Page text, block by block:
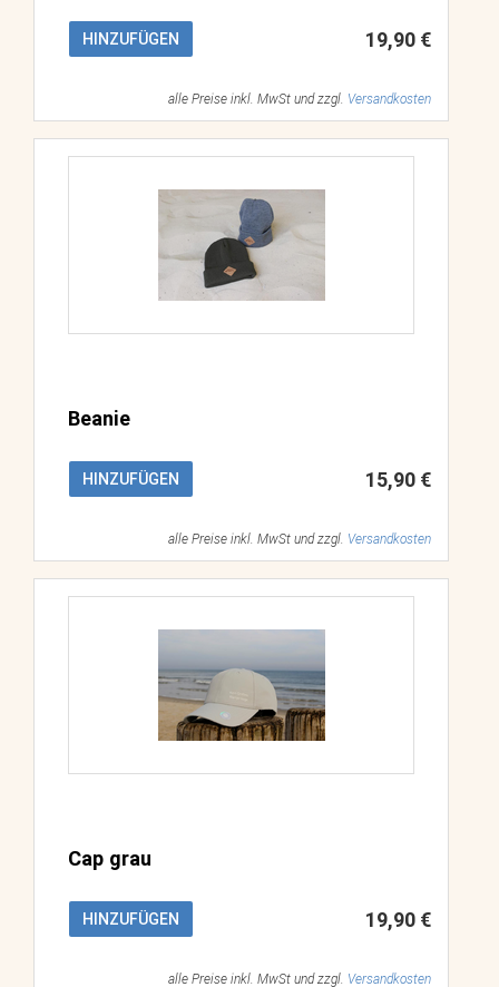
HINZUFÜGEN 19,90 €
alle Preise inkl. MwSt und zzgl. Versandkosten
Beanie
HINZUFÜGEN 15,90 €
alle Preise inkl. MwSt und zzgl. Versandkosten
Cap grau
HINZUFÜGEN 19,90 €
alle Preise inkl. MwSt und zzgl. Versandkosten